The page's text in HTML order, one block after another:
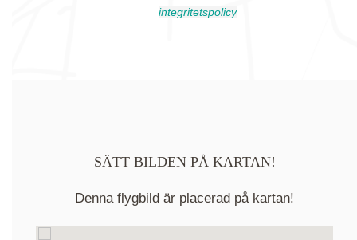
integritetspolicy
SÄTT BILDEN PÅ KARTAN!
Denna flygbild är placerad på kartan!